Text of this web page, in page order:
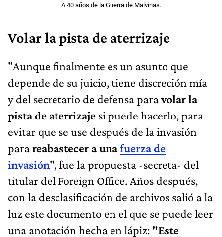
A 40 años de la Guerra de Malvinas.
Volar la pista de aterrizaje
"Aunque finalmente es un asunto que
depende de su juicio, tiene discreción mía
y del secretario de defensa paravolar la
pista de aterrizaje si puede hacerlo, para
evitar que se use después de la invasión
parareabastecer a unafuerza de
invasión", fue la propuesta -secreta- del
titular del Foreign Office. Años después,
con la desclasificación de archivos salió a la
luz este documento en el que se puede leer
una anotación hecha en lápiz: "Este